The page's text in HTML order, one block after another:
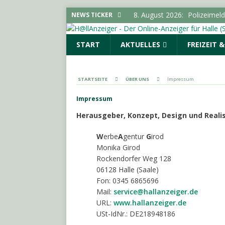
NEWS TICKER 8. August 2026:
8. August 2026: Über
den Konsum
SACHSEN-
keine Förderhindernisse
POLIZEIMELDUNGEN
8. August 2026:
Vorratsschädlingen im
START AKTUELLES FREIZEIT
STARTSEITE ÜBER UNS Impressum
Impressum
Herausgeber, Konzept, Design und
WerbeAgentur Girod
Monika Girod
Rockendorfer Weg 128
06128 Halle (Saale)
Fon: 0345 6865696
Mail: service@hallanzeiger.de
URL: www.hallanzeiger.de
USt-IdNr.: DE218948186